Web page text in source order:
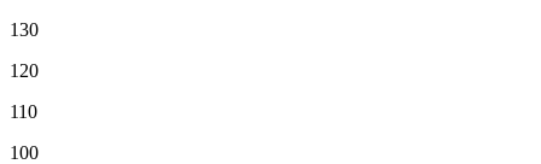
130
120
110
100